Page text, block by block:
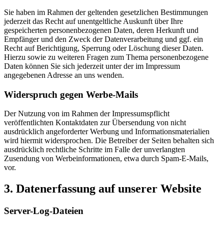
Sie haben im Rahmen der geltenden gesetzlichen Bestimmungen
jederzeit das Recht auf unentgeltliche Auskunft über Ihre
gespeicherten personenbezogenen Daten, deren Herkunft und
Empfänger und den Zweck der Datenverarbeitung und ggf. ein
Recht auf Berichtigung, Sperrung oder Löschung dieser Daten.
Hierzu sowie zu weiteren Fragen zum Thema personenbezogene
Daten können Sie sich jederzeit unter der im Impressum
angegebenen Adresse an uns wenden.
Widerspruch gegen Werbe-Mails
Der Nutzung von im Rahmen der Impressumspflicht
veröffentlichten Kontaktdaten zur Übersendung von nicht
ausdrücklich angeforderter Werbung und Informationsmaterialien
wird hiermit widersprochen. Die Betreiber der Seiten behalten sich
ausdrücklich rechtliche Schritte im Falle der unverlangten
Zusendung von Werbeinformationen, etwa durch Spam-E-Mails,
vor.
3. Datenerfassung auf unserer Website
Server-Log-Dateien